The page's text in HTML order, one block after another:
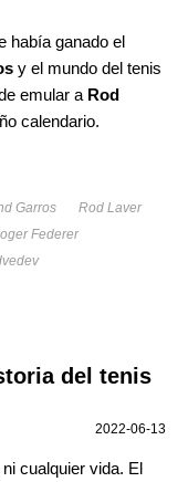
había ganado el
y el mundo del tenis
emular a Rod
calendario.
Garros
Rod Laver
Federer
del tenis
2022-06-13
cualquier vida. El